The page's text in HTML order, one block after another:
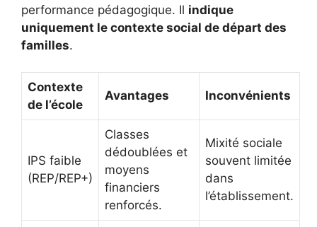
performance pédagogique. Il indique
uniquement le contexte social de départ des
familles.
Contexte
de l’école
Avantages Inconvénients
IPS faible
(REP/REP+)
Classes
dédoublées et
moyens
financiers
renforcés.
Mixité sociale
souvent limitée
dans
l’établissement.